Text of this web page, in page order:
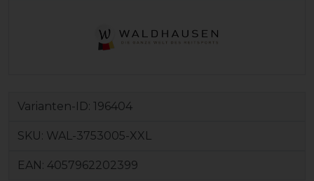
Varianten-ID: 196404
SKU: WAL-3753005-XXL
EAN: 4057962202399